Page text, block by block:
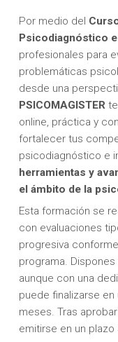
Por medio del
Psicodiagnóstico
profesionales para
problemáticas
desde una
PSICOMAGISTER
online, práctica y
fortalecer tus
psicodiagnóstico e
herramientas y
el ámbito de la
Esta formación se
con evaluaciones
progresiva
programa.
aunque con una
puede finalizarse
meses. Tras
emitirse en un